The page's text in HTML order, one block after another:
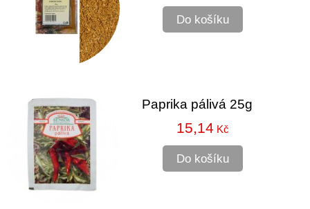
Do košíku
Paprika pálivá 25g
15,14 Kč
Do košíku